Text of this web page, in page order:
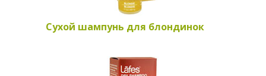
Сухой шампунь для блондинок